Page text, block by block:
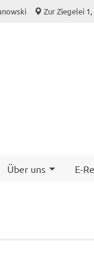
Zur Ziegelei
Über uns E-